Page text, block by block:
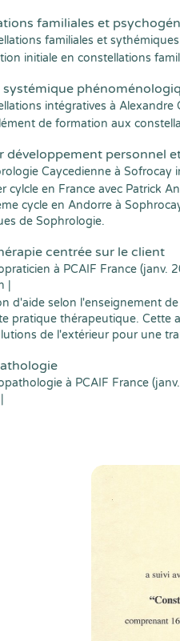
familiales et
familiales et
initiale en constellations
systémique
intégratives à
de formation aux
développement personnel
Caycedienne à Sofrocay
cylcle en France avec Patrick
cycle en Andorre à
de Sophrologie.
centrée sur le client
à PCAIF France (janv.
|
d'aide selon l'enseignement
pratique thérapeutique. Cette
de l'extérieur pour une
à PCAIF France